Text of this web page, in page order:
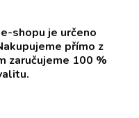
shopu je určeno
přímo z
zaručujeme 100 %